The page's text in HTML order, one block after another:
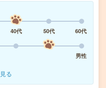
40代 50代
60代
男性
る